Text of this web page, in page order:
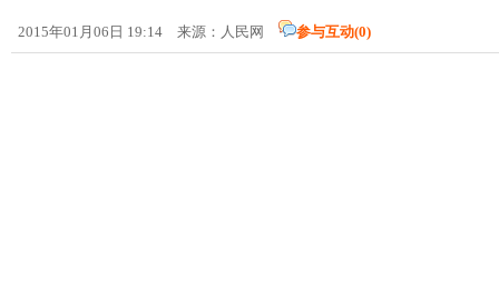
2015年01月06日 19:14 来源：人民网 参与互动(0)